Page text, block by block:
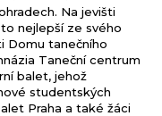
Na jevišti
nejlepší ze svého
Domu tanečního
Taneční centrum
balet, jehož
studentských
Praha a také žáci